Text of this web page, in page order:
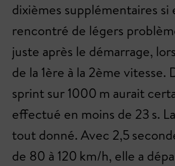
dixièmes supplémentaires si
rencontré de légers
juste après le démarrage,
de la 1ère à la 2ème vitesse.
sprint sur 1000 m aurait
effectué en moins de 23 s.
tout donné. Avec 2,5
de 80 à 120 km/h, elle a